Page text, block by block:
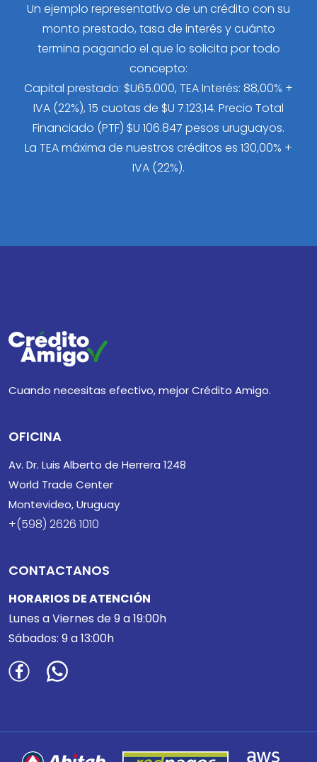
Un ejemplo representativo de un crédito con su
monto prestado, tasa de interés y cuánto
termina pagando el que lo solicita por todo
concepto:
Capital prestado: $U65.000, TEA Interés: 88,00% +
IVA (22%), 15 cuotas de $U 7.123,14. Precio Total
Financiado (PTF) $U 106.847 pesos uruguayos.
La TEA máxima de nuestros créditos es 130,00% +
IVA (22%).
Cuando necesitas efectivo, mejor Crédito Amigo.
OFICINA
Av. Dr. Luis Alberto de Herrera 1248
World Trade Center
Montevideo, Uruguay
+(598) 2626 1010
CONTACTANOS
HORARIOS DE ATENCIÓN
Lunes a Viernes de 9 a 19:00h
Sábados: 9 a 13:00h